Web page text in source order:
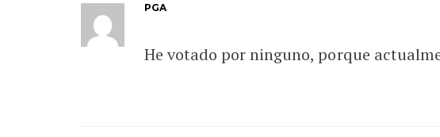
PGA
He votado por ninguno, porque